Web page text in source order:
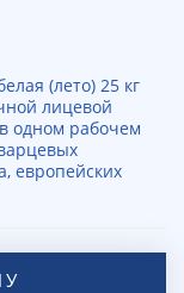
(лето) 25 кг
лицевой
одном рабочем
европейских